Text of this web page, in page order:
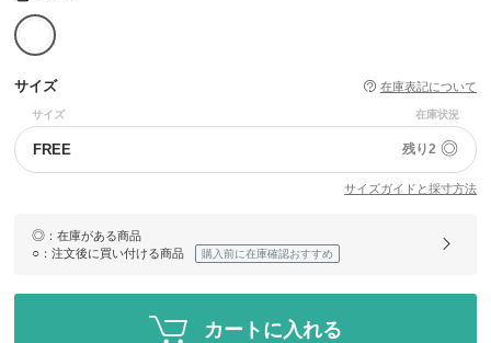
サイズ 在庫表記について
サイズ 在庫状況
FREE 残り2 ◎
サイズガイドと採寸方法
◎ ：在庫がある商品
○ ：注文後に買い付ける商品 購入前に在庫確認おすすめ
カートに入れる